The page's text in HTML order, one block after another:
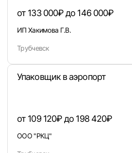
вакансии с
E-mail или Телефон
от 133 000₽ до 146 000₽
ИП Хакимова Г.В.
Трубчевск
Упаковщик в аэропорт
от 109 120₽ до 198 420₽
ООО "РКЦ"